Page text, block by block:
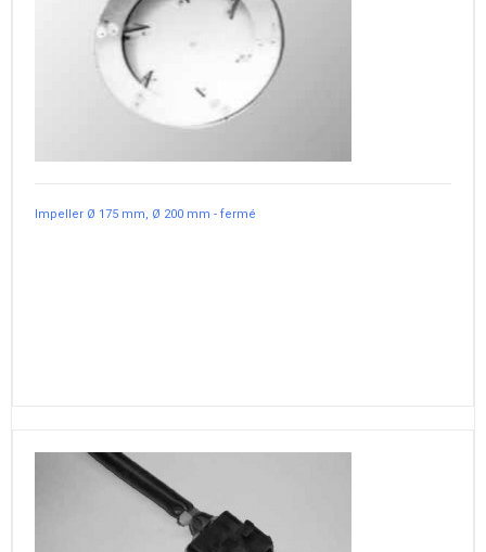
Impeller Ø 175 mm, Ø 200 mm - fermé